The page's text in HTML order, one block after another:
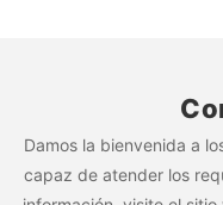
Damos la bienvenida a
capaz de atender los